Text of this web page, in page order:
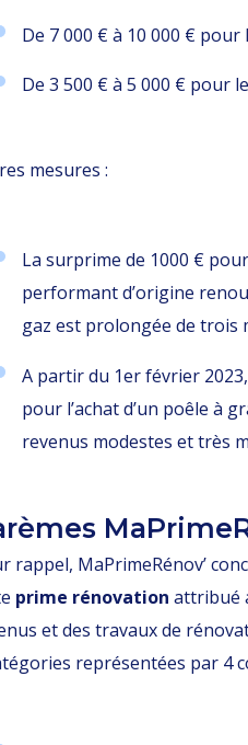
De 7 000 € à 10 000 €
De 3 500 € à 5 000 € pour
mesures :
La surprime de 1000 €
performant d’origine
gaz est prolongée de trois
A partir du 1er février
pour l’achat d’un poêle à
revenus modestes et très
rappel, MaPrimeRénov’
prime rénovation attribué
et des travaux de
représentées par 4